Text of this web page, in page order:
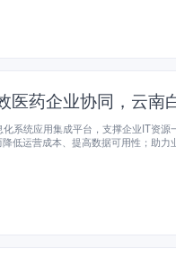
医药企业协同，云南
系统应用集成平台，支撑企业IT资
低运营成本、提高数据可用性；助力